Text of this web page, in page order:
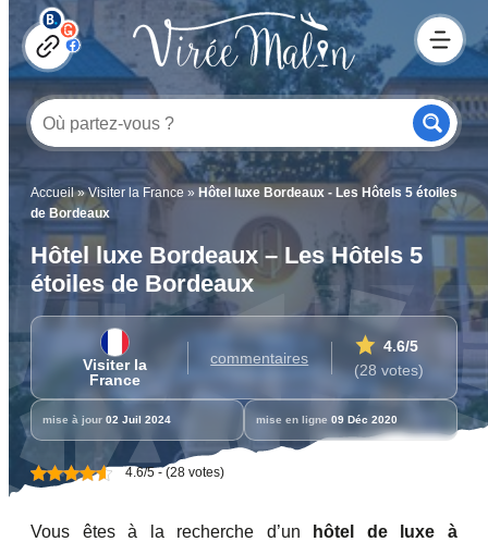
Accueil»Visiter la France » Hôtel luxe Bordeaux - Les Hôtels 5 étoiles
de Bordeaux
Hôtel luxe Bordeaux – Les Hôtels 5
étoiles de Bordeaux
Visiter la
France
commentaires
4.6/5
(28 votes)
mise à jour 02 Juil 2024 mise en ligne 09 Déc 2020
4.6/5 - (28 votes)
Vous êtes à la recherche d’un
hôtel de luxe à